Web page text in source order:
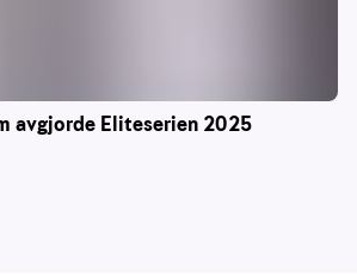
avgjorde Eliteserien 2025